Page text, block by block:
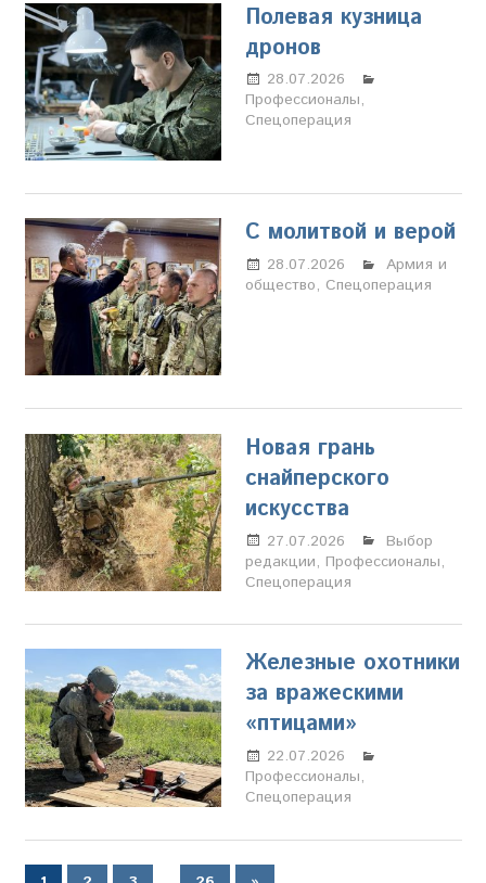
Полевая кузница
дронов
28.07.2026
Щербакова
Профессионалы,
Спецоперация
С молитвой и верой
28.07.2026
Марина
Щербакова
Армия и
общество, Спецоперация
Новая грань
снайперского
искусства
27.07.2026
Настя
Свиридова
Выбор
редакции, Профессионалы,
Спецоперация
Железные охотники
за вражескими
«птицами»
22.07.2026
Щербакова
Профессионалы,
Спецоперация